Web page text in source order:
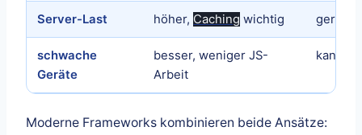
Server-Last höher, Caching wichtig gering
schwache
Geräte
besser, weniger JS-
Arbeit
kann
Moderne Frameworks kombinieren beide Ansätze: